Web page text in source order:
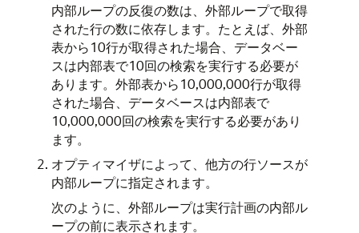
内部ループの反復の数は、外部ループで取得
された行の数に依存します。たとえば、外部
表から10行が取得された場合、データベー
スは内部表で10回の検索を実行する必要が
あります。外部表から10,000,000行が取得
された場合、データベースは内部表で
10,000,000回の検索を実行する必要があり
ます。
オプティマイザによって、他方の行ソースが
内部ループに指定されます。
次のように、外部ループは実行計画の内部ル
ープの前に表示されます。